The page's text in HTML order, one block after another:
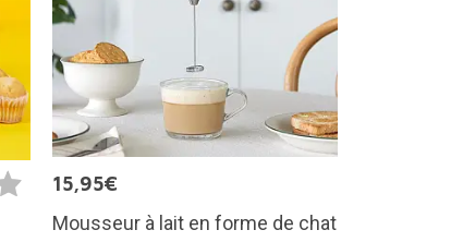
15,95€
Mousseur à lait en forme de chat